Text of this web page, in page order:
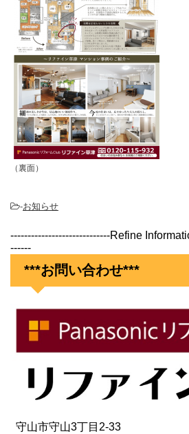
（裏面）
-お知らせ
-----------------------------Refine
------
***お問い合わせ***
守山市守山3丁目2-33